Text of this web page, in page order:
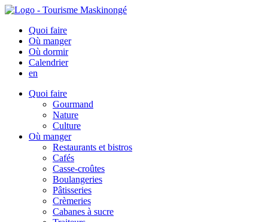
Quoi faire
Où manger
Où dormir
Calendrier
en
Quoi faire
Gourmand
Nature
Culture
Où manger
Restaurants et bistros
Cafés
Casse-croûtes
Boulangeries
Pâtisseries
Crèmeries
Cabanes à sucre